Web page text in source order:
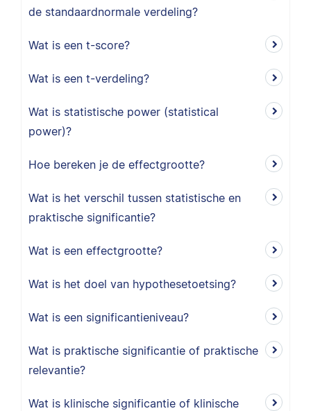
de standaardnormale verdeling?
Wat is een t-score?
Wat is een t-verdeling?
Wat is statistische power (statistical
power)?
Hoe bereken je de effectgrootte?
Wat is het verschil tussen statistische en
praktische significantie?
Wat is een effectgrootte?
Wat is het doel van hypothesetoetsing?
Wat is een significantieniveau?
Wat is praktische significantie of praktische
relevantie?
Wat is klinische significantie of klinische